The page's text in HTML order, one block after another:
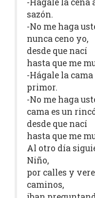
-Hágale la
sazón.
-No me haga
nunca ceno yo,
desde que nací
hasta que me
-Hágale la
primor.
-No me haga
cama es un
desde que nací
hasta que me
Al otro día
Niño,
por calles y
caminos,